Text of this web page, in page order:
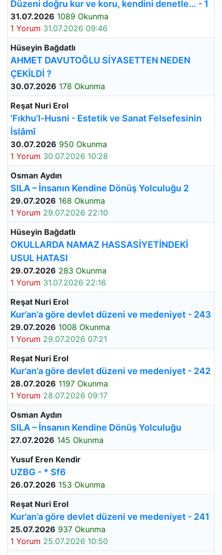
Düzeni doğru kur ve koru, kendini denetle… - 1
31.07.2026 1089 Okunma
1 Yorum 31.07.2026 09:46
Hüseyin Bağdatlı
AHMET DAVUTOĞLU SİYASETTEN NEDEN
ÇEKİLDİ ?
30.07.2026 178 Okunma
Reşat Nuri Erol
‘Fıkhu’l-Husni - Estetik ve Sanat Felsefesinin
İslâmî
30.07.2026 950 Okunma
1 Yorum 30.07.2026 10:28
Osman Aydın
SILA – İnsanın Kendine Dönüş Yolculuğu 2
29.07.2026 168 Okunma
1 Yorum 29.07.2026 22:10
Hüseyin Bağdatlı
OKULLARDA NAMAZ HASSASİYETİNDEKİ
USUL HATASI
29.07.2026 283 Okunma
1 Yorum 31.07.2026 22:16
Reşat Nuri Erol
Kur’an’a göre devlet düzeni ve medeniyet - 243
29.07.2026 1008 Okunma
1 Yorum 29.07.2026 07:21
Reşat Nuri Erol
Kur’an’a göre devlet düzeni ve medeniyet - 242
28.07.2026 1197 Okunma
1 Yorum 28.07.2026 09:17
Osman Aydın
SILA – İnsanın Kendine Dönüş Yolculuğu
27.07.2026 145 Okunma
Yusuf Eren Kendir
UZBG - * Sf6
26.07.2026 153 Okunma
Reşat Nuri Erol
Kur’an’a göre devlet düzeni ve medeniyet - 241
25.07.2026 937 Okunma
1 Yorum 25.07.2026 10:50